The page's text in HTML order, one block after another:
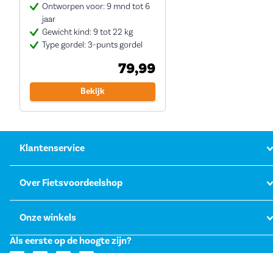
Ontworpen voor: 9 mnd tot 6
jaar
Gewicht kind: 9 tot 22 kg
Type gordel: 3-punts gordel
79,99
Bekijk
Klantenservice
Over Fietsvoordeelshop
Onze winkels
Als eerste op de hoogte zijn?